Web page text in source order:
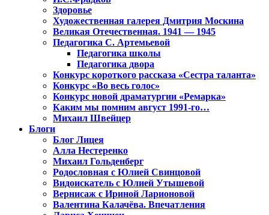
Здоровье
Художественная галерея Дмитрия Москина
Великая Отечественная. 1941 — 1945
Педагогика С. Артемьевой
Педагогика школы
Педагогика двора
Конкурс короткого рассказа «Сестра таланта»
Конкурс «Во весь голос»
Конкурс новой драматургии «Ремарка»
Каким мы помним август 1991-го…
Михаил Швейцер
Блоги
Блог Лицея
Алла Нестеренко
Михаил Гольденберг
Родословная с Юлией Свинцовой
Видоискатель с Юлией Утышевой
Вернисаж с Ириной Ларионовой
Валентина Калачёва. Впечатления